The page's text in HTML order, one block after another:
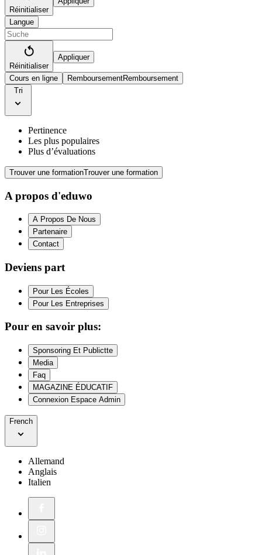
Réinitialiser
Langue
Réinitialiser
Appliquer
Cours en ligne RemboursementRemboursement
Tri
Pertinence
Les plus populaires
Plus d’évaluations
Trouver une formationTrouver une formation
A propos d'eduwo
A Propos De Nous
Partenaire
Contact
Deviens part
Pour Les Écoles
Pour Les Entreprises
Pour en savoir plus:
Sponsoring Et Publictte
Media
Faq
MAGAZINE ÉDUCATIF
Connexion Espace Admin
French
Allemand
Anglais
Italien